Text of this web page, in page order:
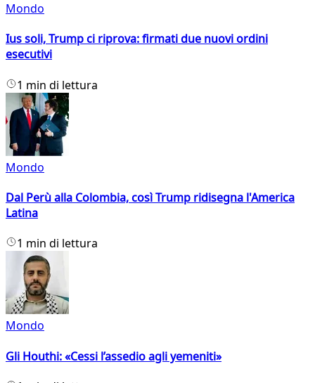
Mondo
Ius soli, Trump ci riprova: firmati due nuovi ordini
esecutivi
1 min di lettura
Mondo
Dal Perù alla Colombia, così Trump ridisegna l'America
Latina
1 min di lettura
Mondo
Gli Houthi: «Cessi l’assedio agli yemeniti»